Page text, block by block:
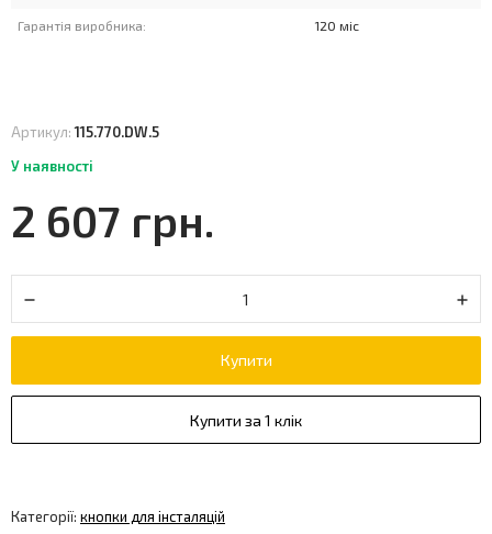
Гарантія виробника: 120 міс
Артикул:115.770.DW.5
У наявності
2 607 грн.
Купити
Купити за 1 клік
Категорії: кнопки для інсталяцій